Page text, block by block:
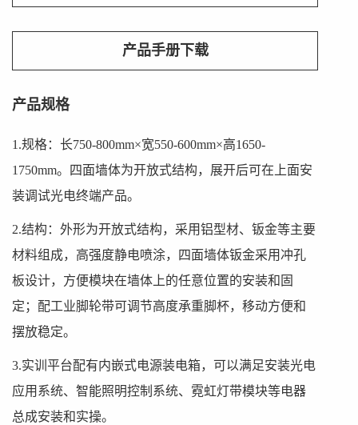
产品手册下载
产品规格
1.规格：长750-800mm×宽550-600mm×高1650-
1750mm。四面墙体为开放式结构，展开后可在上面安
装调试光电终端产品。
2.结构：外形为开放式结构，采用铝型材、钣金等主要
材料组成，高强度静电喷涂，四面墙体钣金采用冲孔
板设计，方便模块在墙体上的任意位置的安装和固
定；配工业脚轮带可调节高度承重脚杯，移动方便和
摆放稳定。
3.实训平台配有内嵌式电源装电箱，可以满足安装光电
应用系统、智能照明控制系统、霓虹灯带模块等电器
总成安装和实操。